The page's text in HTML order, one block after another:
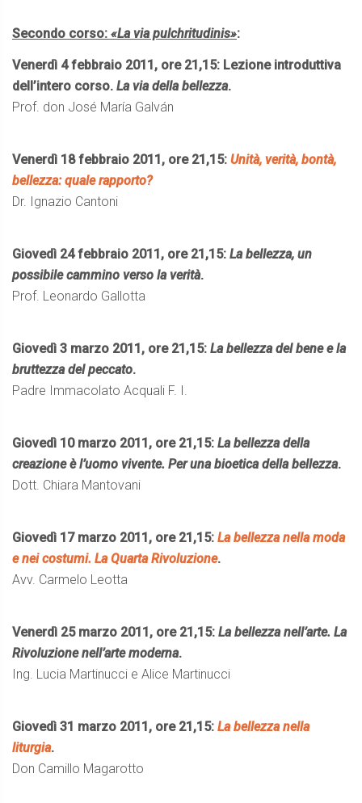
Secondo corso: «La via pulchritudinis»:
Venerdì 4 febbraio 2011, ore 21,15: Lezione introduttiva
dell’intero corso. La via della bellezza.
Prof. don José María Galván
Venerdì 18 febbraio 2011, ore 21,15: Unità, verità, bontà,
bellezza: quale rapporto?
Dr. Ignazio Cantoni
Giovedì 24 febbraio 2011, ore 21,15: La bellezza, un
possibile cammino verso la verità.
Prof. Leonardo Gallotta
Giovedì 3 marzo 2011, ore 21,15: La bellezza del bene e la
bruttezza del peccato.
Padre Immacolato Acquali F. I.
Giovedì 10 marzo 2011, ore 21,15: La bellezza della
creazione è l’uomo vivente. Per una bioetica della bellezza.
Dott. Chiara Mantovani
Giovedì 17 marzo 2011, ore 21,15: La bellezza nella moda
e nei costumi. La Quarta Rivoluzione.
Avv. Carmelo Leotta
Venerdì 25 marzo 2011, ore 21,15: La bellezza nell’arte. La
Rivoluzione nell’arte moderna.
Ing. Lucia Martinucci e Alice Martinucci
Giovedì 31 marzo 2011, ore 21,15: La bellezza nella
liturgia.
Don Camillo Magarotto